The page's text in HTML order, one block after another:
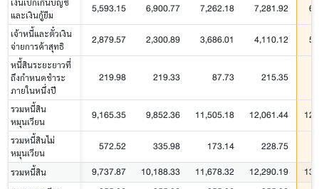
และเงินกู้ยืม
5,593.15 6,900.77 7,262.18 7,281.92
เจ้าหนี้และตั๋วเงิน
จ่ายการค้าสุทธิ
2,879.57 2,300.89 3,686.01 4,110.12
หนี้สินระยะยาวที่
ถึงกำหนดชำระ
ภายในหนึ่งปี
219.98 219.33 87.73 215.35
รวมหนี้สิน
หมุนเวียน
9,165.35 9,852.36 11,505.18 12,061.44
รวมหนี้สินไม่
หมุนเวียน
572.52 335.98 173.14 228.75
รวมหนี้สิน 9,737.87 10,188.33 11,678.32 12,290.19